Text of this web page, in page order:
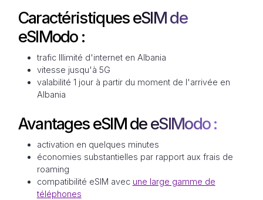
Caractéristiques eSIM de
eSIModo :
trafic Illimité d'internet en Albania
vitesse jusqu'à 5G
valabilité 1 jour à partir du moment de l'arrivée en
Albania
Avantages eSIM de eSIModo :
activation en quelques minutes
économies substantielles par rapport aux frais de
roaming
compatibilité eSIM avec une large gamme de
téléphones